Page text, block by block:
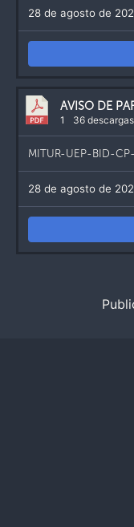
28 de agosto de
AVISO DE
1 36 descargas
MITUR-UEP-BID-
28 de agosto de